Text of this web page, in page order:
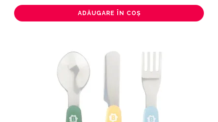
ADĂUGARE ÎN COȘ